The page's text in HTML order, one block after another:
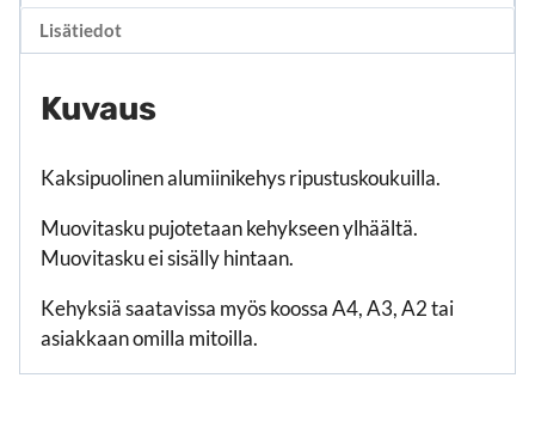
Lisätiedot
Kuvaus
Kaksipuolinen alumiinikehys ripustuskoukuilla.
Muovitasku pujotetaan kehykseen ylhäältä.
Muovitasku ei sisälly hintaan.
Kehyksiä saatavissa myös koossa A4, A3, A2 tai
asiakkaan omilla mitoilla.